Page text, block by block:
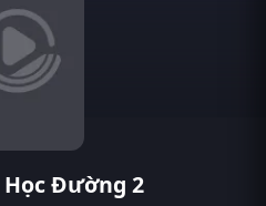
Đường 2